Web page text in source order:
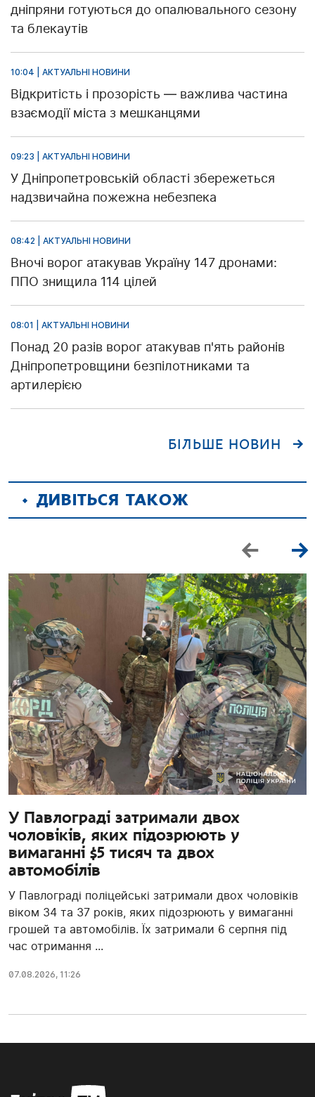
дніпряни готуються до опалювального сезону
та блекаутів
10:04 | АКТУАЛЬНІ НОВИНИ
Відкритість і прозорість — важлива частина
взаємодії міста з мешканцями
09:23 | АКТУАЛЬНІ НОВИНИ
У Дніпропетровській області збережеться
надзвичайна пожежна небезпека
08:42 | АКТУАЛЬНІ НОВИНИ
Вночі ворог атакував Україну 147 дронами:
ППО знищила 114 цілей
08:01 | АКТУАЛЬНІ НОВИНИ
Понад 20 разів ворог атакував п'ять районів
Дніпропетровщини безпілотниками та
артилерією
БІЛЬШЕ НОВИН
ДИВІТЬСЯ ТАКОЖ
У Павлограді затримали двох
чоловіків, яких підозрюють у
вимаганні $5 тисяч та двох
автомобілів
У Павлограді поліцейські затримали двох чоловіків
віком 34 та 37 років, яких підозрюють у вимаганні
грошей та автомобілів. Їх затримали 6 серпня під
час отримання ...
07.08.2026, 11:26